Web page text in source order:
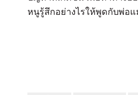
หนูรู้สึกอย่างไรให้พูดกับพ่อ